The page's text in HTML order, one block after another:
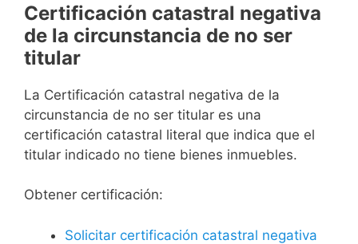
Certificación catastral negativa
de la circunstancia de no ser
titular
La Certificación catastral negativa de la
circunstancia de no ser titular es una
certificación catastral literal que indica que el
titular indicado no tiene bienes inmuebles.
Obtener certificación:
Solicitar certificación catastral negativa